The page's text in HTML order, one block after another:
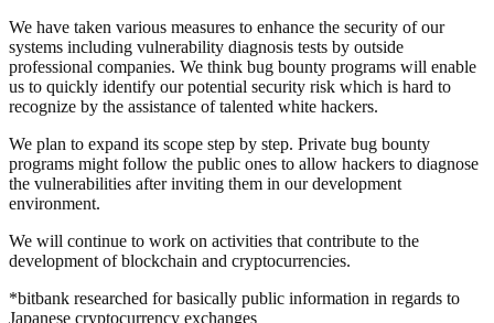
We have taken various measures to enhance the security of our
systems including vulnerability diagnosis tests by outside
professional companies. We think bug bounty programs will enable
us to quickly identify our potential security risk which is hard to
recognize by the assistance of talented white hackers.
We plan to expand its scope step by step. Private bug bounty
programs might follow the public ones to allow hackers to diagnose
the vulnerabilities after inviting them in our development
environment.
We will continue to work on activities that contribute to the
development of blockchain and cryptocurrencies.
*bitbank researched for basically public information in regards to
Japanese cryptocurrency exchanges